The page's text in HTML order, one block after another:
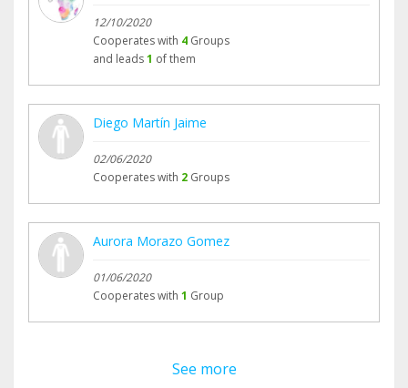
12/10/2020
Cooperates with 4 Groups
and leads1 of them
Diego Martín Jaime
02/06/2020
Cooperates with 2 Groups
Aurora Morazo Gomez
01/06/2020
Cooperates with 1 Group
See more